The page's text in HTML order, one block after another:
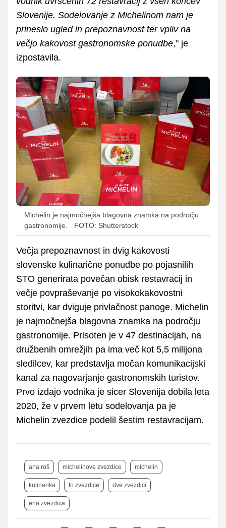
Slovenije. Sodelovanje z Michelinom nam je
prineslo ugled in prepoznavnost ter vpliv na
večjo kakovost gastronomske ponudbe," je
izpostavila.
Michelin je najmočnejša blagovna znamka na področju
gastronomije.
FOTO: Shutterstock
Večja prepoznavnost in dvig kakovosti
slovenske kulinarične ponudbe po pojasnilih
STO generirata povečan obisk restavracij in
večje povpraševanje po visokokakovostni
storitvi, kar dviguje privlačnost panoge. Michelin
je najmočnejša blagovna znamka na področju
gastronomije. Prisoten je v 47 destinacijah, na
družbenih omrežjih pa ima več kot 5,5 milijona
sledilcev, kar predstavlja močan komunikacijski
kanal za nagovarjanje gastronomskih turistov.
Prvo izdajo vodnika je sicer Slovenija dobila leta
2020, že v prvem letu sodelovanja pa je
Michelin zvezdice podelil šestim restavracijam.
ana roš michelinove zvezdice michelin
kulinarika tri zvezdice dve zvezdici
ena zvezdica